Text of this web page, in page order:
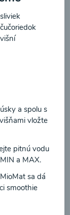
a spolu s
vložte
pitnú vodu
a MAX.
sa dá
smoothie